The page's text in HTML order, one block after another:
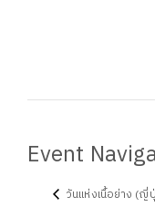
Event
วันแห่งเนื้อย่าง (ญี่